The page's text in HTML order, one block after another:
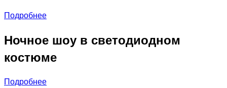
Подробнее
Ночное шоу в светодиодном
костюме
Подробнее